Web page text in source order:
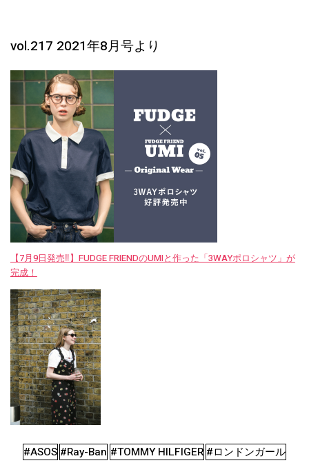
vol.217 2021年8月号より
【7月9日発売‼︎】FUDGE FRIENDのUMIと作った「3WAYポロシャツ」が
完成！
#ASOS #Ray-Ban #TOMMY HILFIGER #ロンドンガール